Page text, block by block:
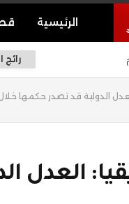
الرئيسية
رائج
الدولية قد تصدر حكمها
العدل